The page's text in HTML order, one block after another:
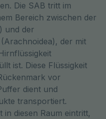
Die SAB tritt im
Bereich zwischen der
und der
der mit
ist. Diese Flüssigkeit
vor
dient und
transportiert.
in diesen Raum eintritt,